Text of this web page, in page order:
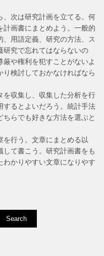
次は研究計画を立てる。何
画書にまとめよう。一般的
用語定義、研究の方法、ス
究で忘れてはならないの
や権利を犯すことがないよ
検討しておかなければなら
収集し、収集した分析を行
するとよいだろう。統計手法
らでも好きな方法を選ぶと
行う。文章にまとめる以
て書こう。研究計画書をも
かりやすい文章になりやす